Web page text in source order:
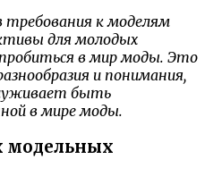
требования к моделям
для молодых
в мир моды. Это
и понимания,
быть
в мире моды.
модельных